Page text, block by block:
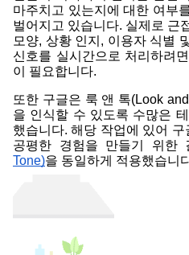
마주치고 있는지에 대한 여부
벌어지고 있습니다. 실제로 근
모양, 상황 인지, 이용자 식별
신호를 실시간으로 처리하려
이 필요합니다.
또한 구글은 룩 앤 톡(Look
을 인식할 수 있도록 수많은
했습니다. 해당 작업에 있어
공평한 경험을 만들기 위한
Tone)을 동일하게 적용했습니